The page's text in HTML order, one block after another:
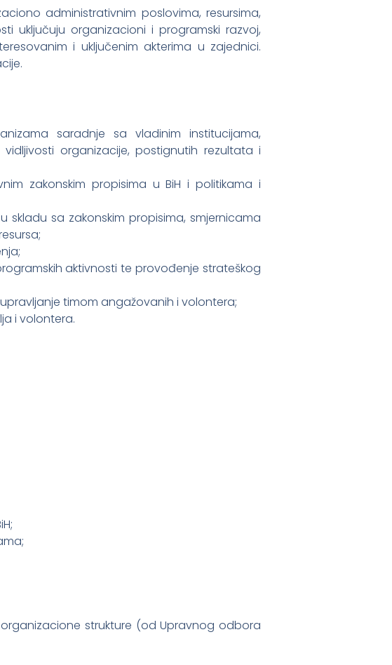
administrativnim poslovima, resursima,
uključuju organizacioni i programski razvoj,
i uključenim akterima u zajednici.
saradnje sa vladinim institucijama,
organizacije, postignutih rezultata i
zakonskim propisima u BiH i politikama i
sa zakonskim propisima, smjernicama
aktivnosti te provođenje strateškog
timom angažovanih i volontera;
i volontera.
strukture (od Upravnog odbora